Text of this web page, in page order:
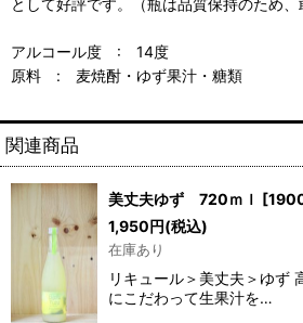
アルコール度 : 14度
原料 : 麦焼酎・ゆず果汁・糖類
関連商品
美丈夫ゆず 720ｍｌ [
1,950円(税込)
在庫あり
リキュール＞美丈夫＞ゆず
にこだわって生果汁を…